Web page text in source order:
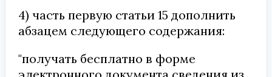
4) часть первую статьи 15 дополнить
абзацем следующего содержания:
"получать бесплатно в форме